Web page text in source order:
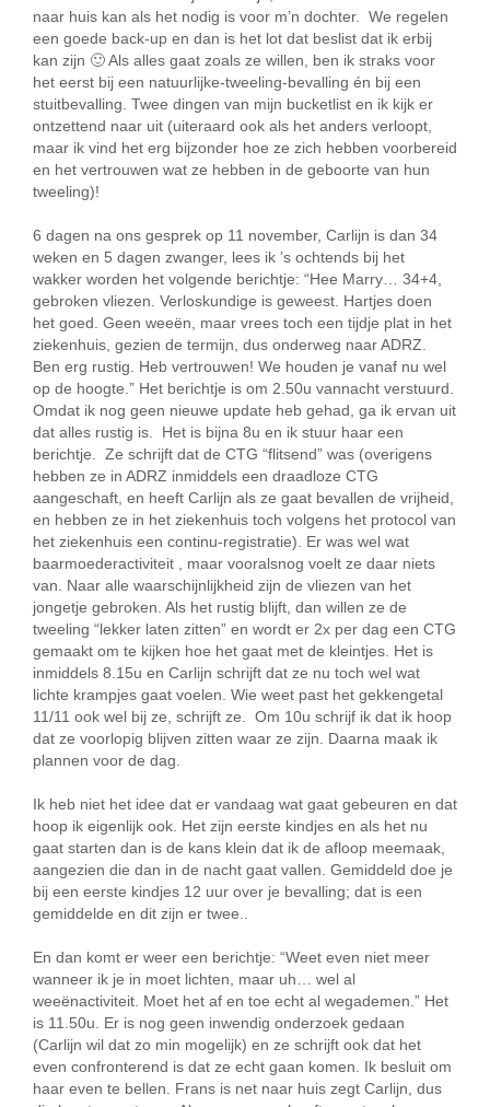
naar huis kan als het nodig is voor m’n dochter. We regelen
een goede back-up en dan is het lot dat beslist dat ik erbij
kan zijn 🙂 Als alles gaat zoals ze willen, ben ik straks voor
het eerst bij een natuurlijke-tweeling-bevalling én bij een
stuitbevalling. Twee dingen van mijn bucketlist en ik kijk er
ontzettend naar uit (uiteraard ook als het anders verloopt,
maar ik vind het erg bijzonder hoe ze zich hebben voorbereid
en het vertrouwen wat ze hebben in de geboorte van hun
tweeling)!
6 dagen na ons gesprek op 11 november, Carlijn is dan 34
weken en 5 dagen zwanger, lees ik ’s ochtends bij het
wakker worden het volgende berichtje: “Hee Marry… 34+4,
gebroken vliezen. Verloskundige is geweest. Hartjes doen
het goed. Geen weeën, maar vrees toch een tijdje plat in het
ziekenhuis, gezien de termijn, dus onderweg naar ADRZ.
Ben erg rustig. Heb vertrouwen! We houden je vanaf nu wel
op de hoogte.” Het berichtje is om 2.50u vannacht verstuurd.
Omdat ik nog geen nieuwe update heb gehad, ga ik ervan uit
dat alles rustig is. Het is bijna 8u en ik stuur haar een
berichtje. Ze schrijft dat de CTG “flitsend” was (overigens
hebben ze in ADRZ inmiddels een draadloze CTG
aangeschaft, en heeft Carlijn als ze gaat bevallen de vrijheid,
en hebben ze in het ziekenhuis toch volgens het protocol van
het ziekenhuis een continu-registratie). Er was wel wat
baarmoederactiviteit , maar vooralsnog voelt ze daar niets
van. Naar alle waarschijnlijkheid zijn de vliezen van het
jongetje gebroken. Als het rustig blijft, dan willen ze de
tweeling “lekker laten zitten” en wordt er 2x per dag een CTG
gemaakt om te kijken hoe het gaat met de kleintjes. Het is
inmiddels 8.15u en Carlijn schrijft dat ze nu toch wel wat
lichte krampjes gaat voelen. Wie weet past het gekkengetal
11/11 ook wel bij ze, schrijft ze. Om 10u schrijf ik dat ik hoop
dat ze voorlopig blijven zitten waar ze zijn. Daarna maak ik
plannen voor de dag.
Ik heb niet het idee dat er vandaag wat gaat gebeuren en dat
hoop ik eigenlijk ook. Het zijn eerste kindjes en als het nu
gaat starten dan is de kans klein dat ik de afloop meemaak,
aangezien die dan in de nacht gaat vallen. Gemiddeld doe je
bij een eerste kindjes 12 uur over je bevalling; dat is een
gemiddelde en dit zijn er twee..
En dan komt er weer een berichtje: “Weet even niet meer
wanneer ik je in moet lichten, maar uh… wel al
weeënactiviteit. Moet het af en toe echt al wegademen.” Het
is 11.50u. Er is nog geen inwendig onderzoek gedaan
(Carlijn wil dat zo min mogelijk) en ze schrijft ook dat het
even confronterend is dat ze echt gaan komen. Ik besluit om
haar even te bellen. Frans is net naar huis zegt Carlijn, dus